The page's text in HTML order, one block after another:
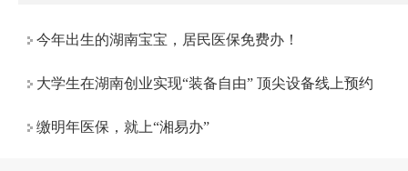
今年出生的湖南宝宝，居民医保免费办！
大学生在湖南创业实现“装备自由” 顶尖设备线上预约
缴明年医保，就上“湘易办”